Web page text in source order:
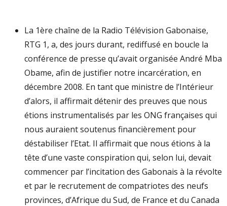
La 1ère chaîne de la Radio Télévision Gabonaise,
RTG 1, a, des jours durant, rediffusé en boucle la
conférence de presse qu’avait organisée André Mba
Obame, afin de justifier notre incarcération, en
décembre 2008. En tant que ministre de l’Intérieur
d’alors, il affirmait détenir des preuves que nous
étions instrumentalisés par les ONG françaises qui
nous auraient soutenus financièrement pour
déstabiliser l’Etat. Il affirmait que nous étions à la
tête d’une vaste conspiration qui, selon lui, devait
commencer par l’incitation des Gabonais à la révolte
et par le recrutement de compatriotes des neufs
provinces, d’Afrique du Sud, de France et du Canada